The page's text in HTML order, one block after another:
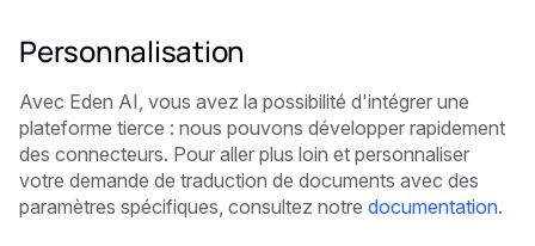
Personnalisation
Avec Eden AI, vous avez la possibilité d'intégrer une
plateforme tierce : nous pouvons développer rapidement
des connecteurs. Pour aller plus loin et personnaliser
votre demande de traduction de documents avec des
paramètres spécifiques, consultez notre documentation.